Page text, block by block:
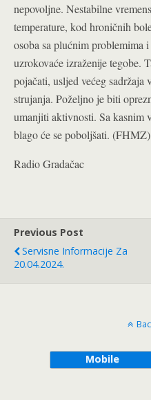
nepovoljne. Nestabilne
temperature, kod hroničnih
osoba sa plućnim problemima
uzrokovaće izraženije tegobe.
pojačati, usljed većeg sadržaja
strujanja. Poželjno je biti
umanjiti aktivnosti. Sa kasnim
blago će se poboljšati. (FHMZ)
Radio Gradačac
Previous Post
Servisne Informacije Za
20.04.2024.
Mobile